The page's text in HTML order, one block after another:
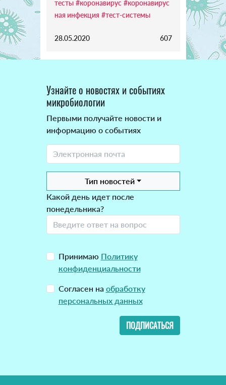
тесты #коронавирус #коронавирус
ная инфекция #тест-системы
28.05.2020 607
Узнайте о новостях и событиях
микробиологии
Первыми получайте новости и
информацию о событиях
Тип новостей
Какой день идет после
понедельника?
Принимаю Политику
конфиденциальности
Согласен на обработку
персональных данных
ПОДПИСАТЬСЯ